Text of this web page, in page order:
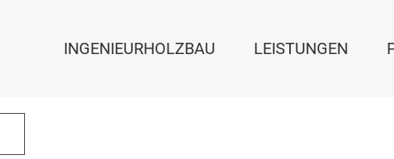
INGENIEURHOLZBAU LEISTUNGEN